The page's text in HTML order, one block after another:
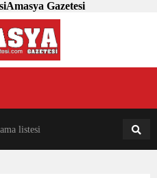
Gazetesi
listesi 18:31